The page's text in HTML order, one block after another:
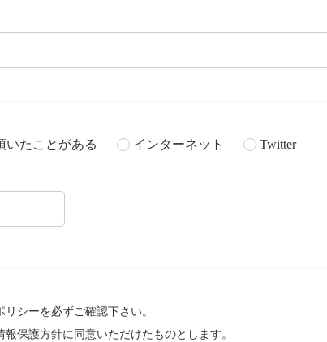
いたことがある インターネット Twitter
シーを必ずご確認下さい。
保護方針に同意いただけたものとします。